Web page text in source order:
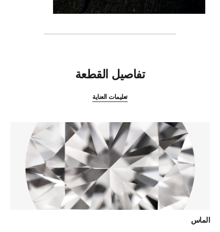
تفاصيل القطعة
تعليمات العناية
الماس